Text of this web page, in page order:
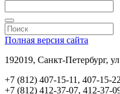
Полная версия сайта
192019, Санкт-Петербург,
+7 (812) 407-15-11, 407-15-
+7 (812) 412-37-07, 412-37-